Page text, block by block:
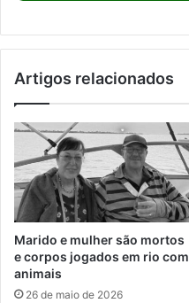
Artigos relacionados
Marido e mulher são mortos
e corpos jogados em rio com
animais
26 de maio de 2026